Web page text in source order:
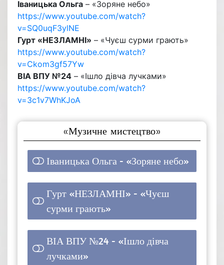
Іваницька Ольга – «Зоряне небо»
https://www.youtube.com/watch?
v=SQ0uqF3ylNE
Гурт «НЕЗЛАМНІ» – «Чуєш сурми грають»
https://www.youtube.com/watch?
v=Ckom3gf57Yw
ВІА ВПУ №24 – «Ішло дівча лучками»
https://www.youtube.com/watch?
v=3c1v7WhKJoA
«Музичне мистецтво»
Іваницька Ольга - «Зоряне небо»
1 ( 33.33 % )
Гурт «НЕЗЛАМНІ» - «Чуєш
сурми грають»
ВІА ВПУ №24 - «Ішло дівча
лучками»